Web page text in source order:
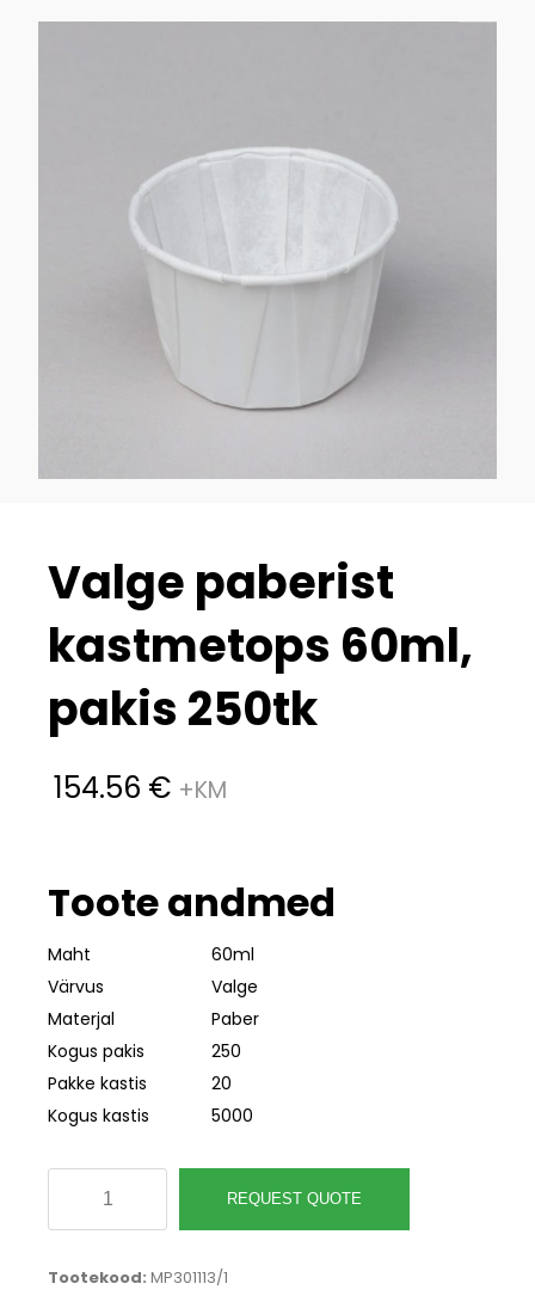
Valge paberist
kastmetops 60ml,
pakis 250tk
154.56 €
Toote andmed
Maht
60ml
Värvus
Valge
Materjal
Paber
Kogus pakis
250
Pakke kastis
20
Kogus kastis
5000
60ml,
REQUEST QUOTE
Tootekood: MP301113/1